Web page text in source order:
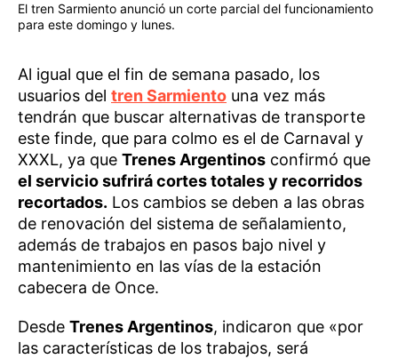
El tren Sarmiento anunció un corte parcial del funcionamiento
para este domingo y lunes.
Al igual que el fin de semana pasado, los
usuarios del tren Sarmiento una vez más
tendrán que buscar alternativas de transporte
este finde, que para colmo es el de Carnaval y
XXXL, ya que Trenes Argentinos confirmó que
el servicio sufrirá cortes totales y recorridos
recortados. Los cambios se deben a las obras
de renovación del sistema de señalamiento,
además de trabajos en pasos bajo nivel y
mantenimiento en las vías de la estación
cabecera de Once.
Desde Trenes Argentinos, indicaron que «por
las características de los trabajos, será